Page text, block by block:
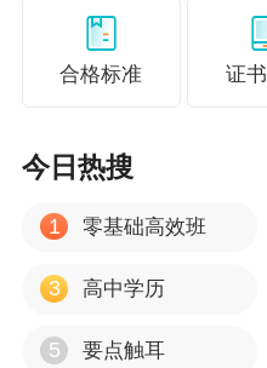
微信扫描二维码
▲温馨提示：手机端用
合格标准 证
今日热搜
1 零基础高效班
3 高中学历
5 要点触耳